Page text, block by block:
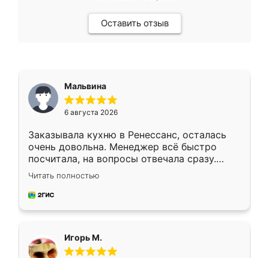
Оставить отзыв
Мальвина
6 августа 2026
Заказывала кухню в Ренессанс, осталась
очень довольна. Менеджер всё быстро
посчитала, на вопросы отвечала сразу.
Замерщик приехал в субботу, подошёл к
делу со всей ответственностью. Собрали
за день, ребята работали аккуратно, даже
Читать полностью
Игорь М.